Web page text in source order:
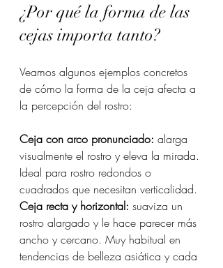
¿Por qué la forma de las
cejas importa tanto?
Veamos algunos ejemplos concretos
de cómo la forma de la ceja afecta a
la percepción del rostro:
Ceja con arco pronunciado: alarga
visualmente el rostro y eleva la mirada.
Ideal para rostro redondos o
cuadrados que necesitan verticalidad.
Ceja recta y horizontal: suaviza un
rostro alargado y le hace parecer más
ancho y cercano. Muy habitual en
tendencias de belleza asiática y cada